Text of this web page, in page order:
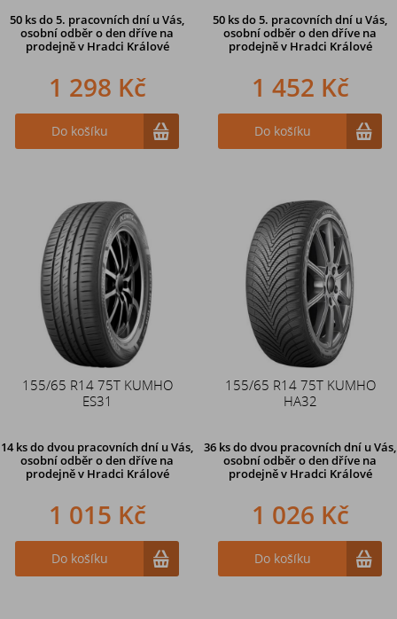
50 ksdo 5. pracovních dní u Vás,
osobní odběr o den dříve na
prodejněv Hradci Králové
1 298 Kč
Do košíku
50 ksdo 5. pracovních dní u Vás,
osobní odběr o den dříve na
prodejněv Hradci Králové
1 452 Kč
Do košíku
155/65 R14 75T KUMHO
ES31
14 ksdo dvou pracovních dní u Vás,
osobní odběr o den dříve na
prodejně v Hradci Králové
1 015 Kč
Do košíku
155/65 R14 75T KUMHO
HA32
36 ksdo dvou pracovních dní u Vás,
osobní odběr o den dříve na
prodejně v Hradci Králové
1 026 Kč
Do košíku